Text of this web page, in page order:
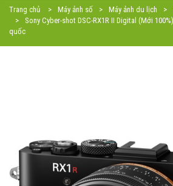
Trang chủ Máy ảnh số Máy ảnh du lịch
Sony Cyber-shot DSC-RX1R II Digital (Mới
quốc